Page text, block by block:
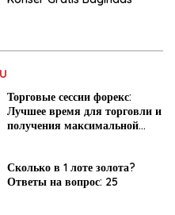
Торговые сессии форекс:
Лучшее время для торговли и
получения максимальной
Сколько в 1 лоте золота?
Ответы на вопрос: 25